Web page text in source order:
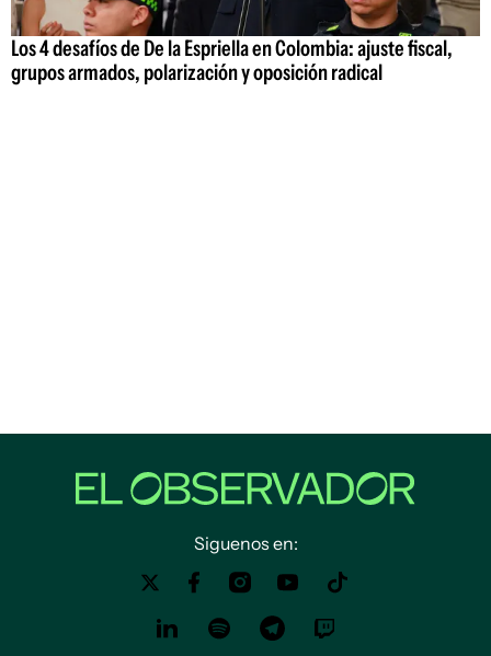
Los 4 desafíos de De la Espriella en Colombia: ajuste fiscal,
grupos armados, polarización y oposición radical
Siguenos en: